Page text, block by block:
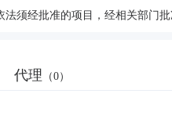
法须经批准的项目，经相关部门
代理 （0）